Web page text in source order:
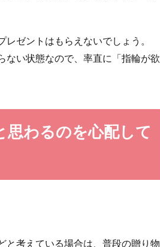
ゼントはもらえないでしょう。
ない状態なので、率直に「指輪が欲
思わるのを心配して
と考えている場合は、普段の贈り物